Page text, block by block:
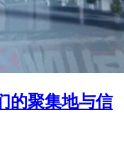
的聚集地与信